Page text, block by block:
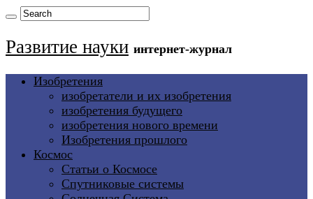
Развитие науки интернет-журнал
Изобретения
изобретатели и их изобретения
изобретения будущего
изобретения нового времени
Изобретения прошлого
Космос
Статьи о Космосе
Спутниковые системы